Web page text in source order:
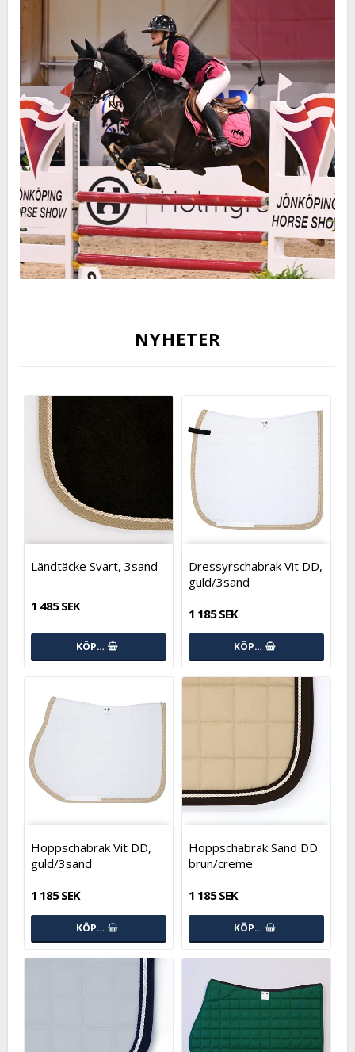
NYHETER
Ländtäcke Svart, 3sand
1 485 SEK
KÖP…
Dressyrschabrak Vit DD,
guld/3sand
1 185 SEK
KÖP…
Hoppschabrak Vit DD,
guld/3sand
1 185 SEK
KÖP…
Hoppschabrak Sand DD
brun/creme
1 185 SEK
KÖP…